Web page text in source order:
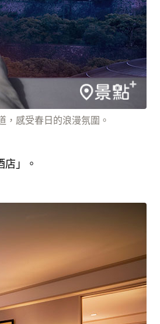
，感受春日的浪漫氛圍。
」。